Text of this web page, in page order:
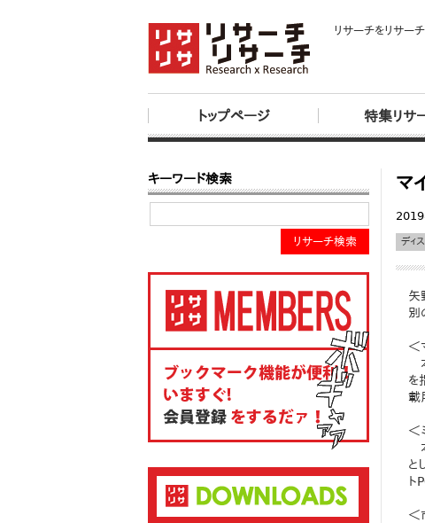
リサーチをリサー
トップページ 特集リサ
マ
ディ
矢
別
＜
を
載
＜
と
ト
＜
キーワード検索
リサーチ検索